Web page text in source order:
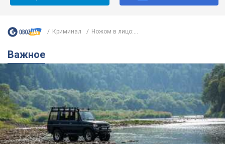
Криминал Ножом в лицо:...
Важное